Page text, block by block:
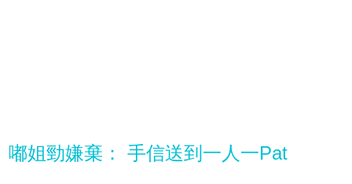
嘟姐勁嫌棄： 手信送到一人一Pat